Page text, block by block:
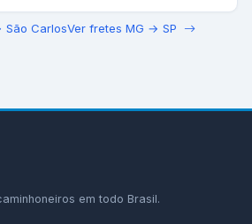
São CarlosVer fretes MG → SP
em todo Brasil.